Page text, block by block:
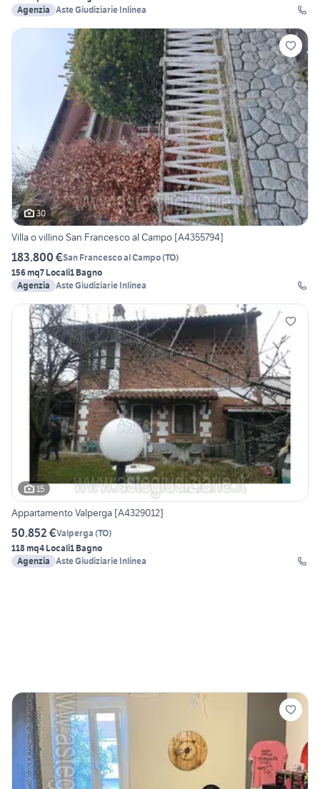
Agenzia Aste Giudiziarie Inlinea
30
Villa o villino San Francesco al Campo [A4355794]
183.800 €San Francesco al Campo(TO)
156 mq7 Locali1 Bagno
Agenzia Aste Giudiziarie Inlinea
15
Appartamento Valperga [A4329012]
50.852 €Valperga (TO)
118 mq4 Locali1 Bagno
Agenzia Aste Giudiziarie Inlinea